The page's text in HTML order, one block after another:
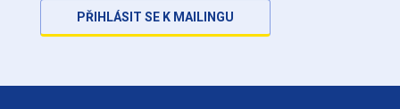
PŘIHLÁSIT SE K MAILINGU